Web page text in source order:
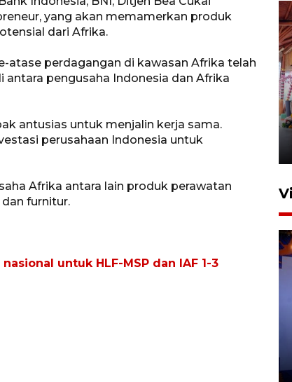
yang akan memamerkan produk
dari Afrika.
atase perdagangan di kawasan Afrika telah
pengusaha Indonesia dan Afrika
antusias untuk menjalin kerja sama.
perusahaan Indonesia untuk
Afrika antara lain produk perawatan
furnitur.
untuk HLF-MSP dan IAF 1-3
3-0
9 Agustus 2026 08:00